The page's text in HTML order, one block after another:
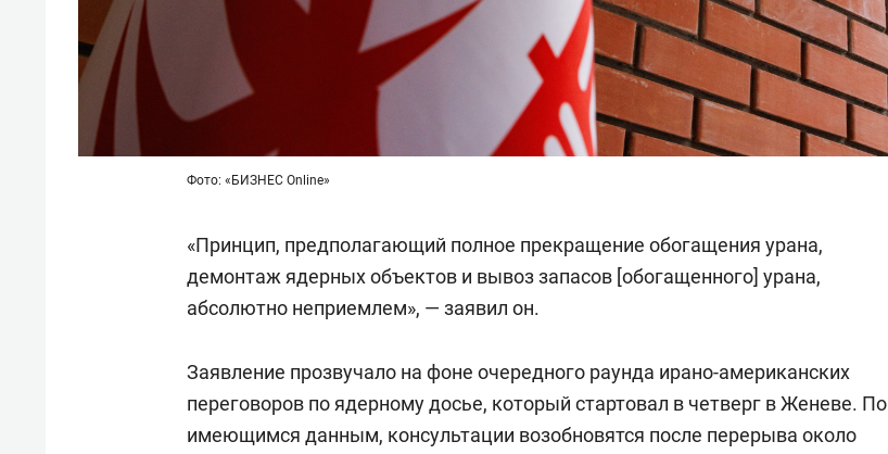
Фото: «БИЗНЕС Online»
«Принцип, предполагающий полное прекращение обогащения урана,
демонтаж ядерных объектов и вывоз запасов [обогащенного] урана,
абсолютно неприемлем», — заявил он.
Заявление прозвучало на фоне очередного раунда ирано-американских
переговоров по ядерному досье, который стартовал в четверг в Женеве. По
имеющимся данным, консультации возобновятся после перерыва около